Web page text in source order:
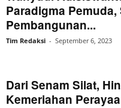
Paradigma
Pembangunan...
Tim Redaksi - September 6, 2023
Dari Senam Silat,
Kemeriahan